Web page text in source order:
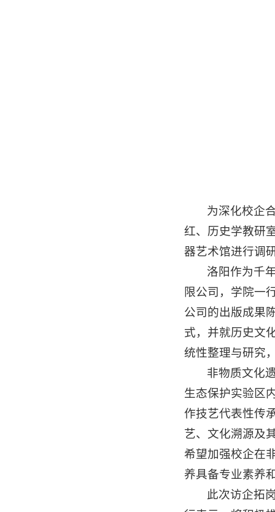
为深化校企
红、历史学教研
器艺术馆进行调
洛阳作为千
限公司，学院一
公司的出版成果
式，并就历史文
统性整理与研究
非物质文化
生态保护实验区
作技艺代表性传
艺、文化溯源及
希望加强校企在
养具备专业素养
此次访企拓